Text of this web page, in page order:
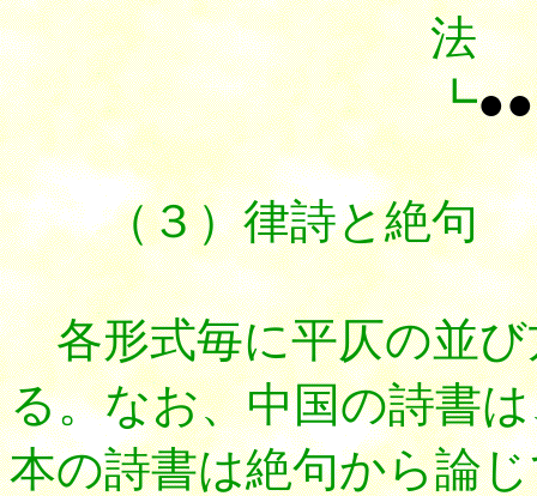
法
┗
（３）律詩と絶句
各形式毎に平仄の並び
る。なお、中国の詩書
本の詩書は絶句から論